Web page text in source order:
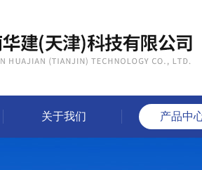
关于我们 产品中